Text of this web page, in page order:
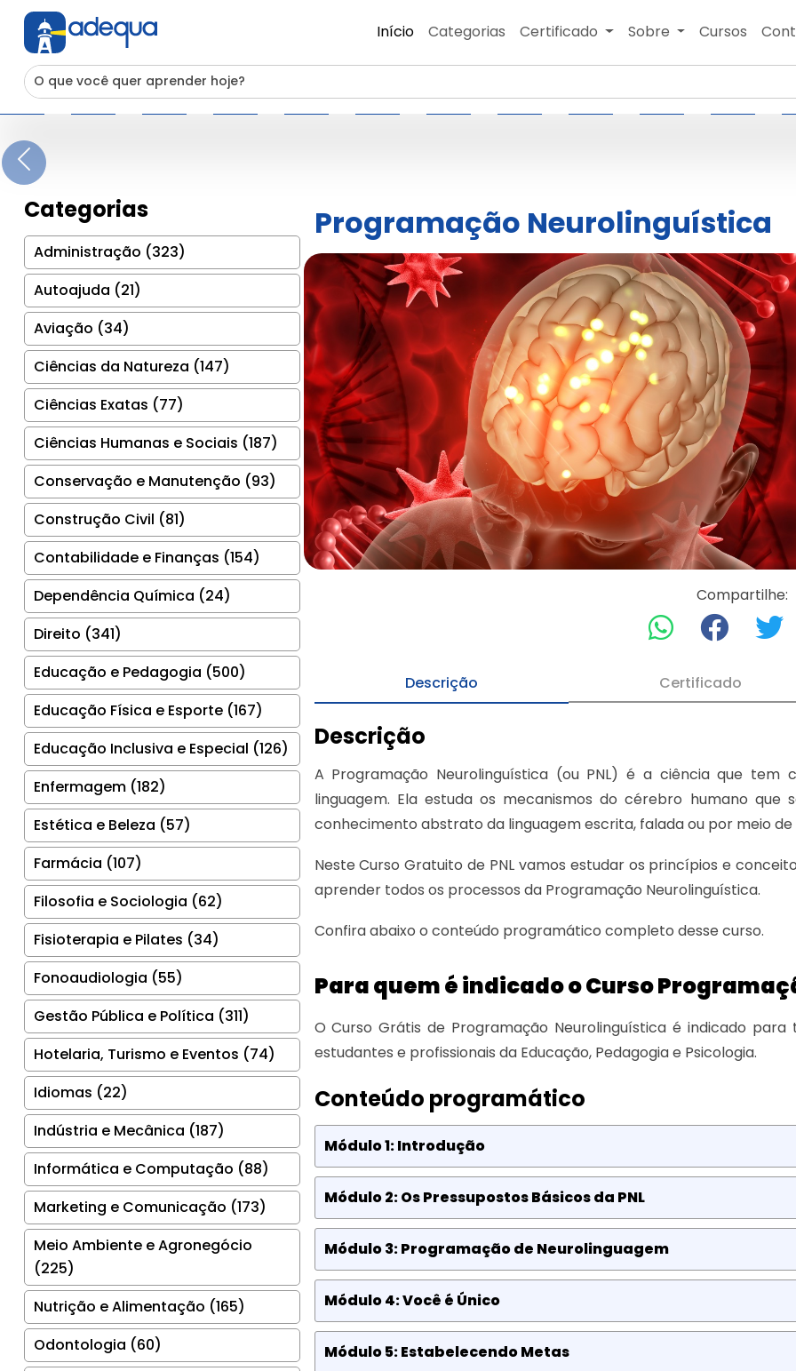
Início Categorias Certificado Sobre Cursos
Previous
Categorias
Administração (323)
Autoajuda (21)
Aviação (34)
Ciências da Natureza (147)
Ciências Exatas (77)
Ciências Humanas e Sociais (187)
Conservação e Manutenção (93)
Construção Civil (81)
Contabilidade e Finanças (154)
Dependência Química (24)
Direito (341)
Educação e Pedagogia (500)
Educação Física e Esporte (167)
Educação Inclusiva e Especial (126)
Enfermagem (182)
Estética e Beleza (57)
Farmácia (107)
Filosofia e Sociologia (62)
Fisioterapia e Pilates (34)
Fonoaudiologia (55)
Gestão Pública e Política (311)
Hotelaria, Turismo e Eventos (74)
Idiomas (22)
Indústria e Mecânica (187)
Informática e Computação (88)
Marketing e Comunicação (173)
Meio Ambiente e Agronegócio
(225)
Nutrição e Alimentação (165)
Odontologia (60)
Programação Neurolinguística
Compartilhe:
Descrição Certificado
Descrição
A Programação Neurolinguística (ou PNL) é a ciência que
linguagem. Ela estuda os mecanismos do cérebro humano
conhecimento abstrato da linguagem escrita, falada ou por meio de
Neste Curso Gratuito de PNL vamos estudar os princípios e
aprender todos os processos da Programação Neurolinguística.
Confira abaixo o conteúdo programático completo desse curso.
Para quem é indicado o Curso
O Curso Grátis de Programação Neurolinguística é indicado
estudantes e profissionais da Educação, Pedagogia e Psicologia.
Conteúdo programático
Módulo 1: Introdução
Módulo 2: Os Pressupostos Básicos da PNL
Módulo 3: Programação de Neurolinguagem
Módulo 4: Você é Único
Módulo 5: Estabelecendo Metas